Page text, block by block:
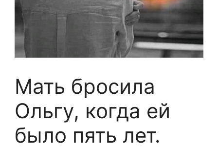
Мать бросила
Ольгу, когда ей
было пять лет.